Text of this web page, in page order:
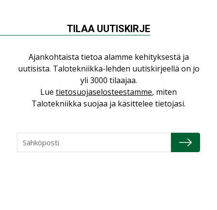
kun erilliset
Viikko
TILAA UUTISKIRJE
Ajankohtaista tietoa alamme kehityksestä ja
uutisista. Talotekniikka-lehden uutiskirjeellä on jo
yli 3000 tilaajaa.
Lue tietosuojaselosteestamme, miten
Talotekniikka suojaa ja käsittelee tietojasi.